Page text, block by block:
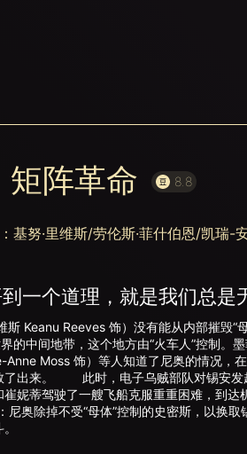
阵革命 8.8
基努·里维斯/劳伦斯·菲什伯恩/凯瑞-
一个道理，就是我们总是
Keanu Reeves 饰）没有能从内部摧毁“
的中间地带，这个地方由“火车人”控制。
Moss 饰）等人知道了尼奥的情况，
了出来。 此时，电子乌贼部队对锡安发
妮蒂驾驶了一艘飞船克服重重困难，到
尼奥除掉不受“母体”控制的史密斯，以